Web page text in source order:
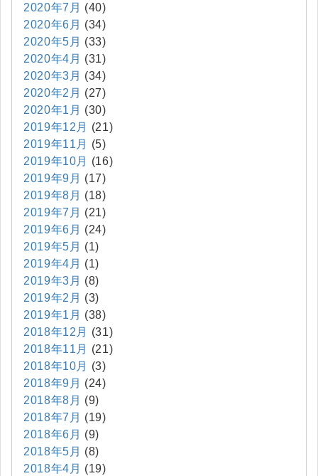
2020年7月 (40)
2020年6月 (34)
2020年5月 (33)
2020年4月 (31)
2020年3月 (34)
2020年2月 (27)
2020年1月 (30)
2019年12月
(21)
2019年11月
(5)
2019年10月
(16)
2019年9月 (17)
2019年8月 (18)
2019年7月 (21)
2019年6月 (24)
2019年5月 (1)
2019年4月 (1)
2019年3月 (8)
2019年2月 (3)
2019年1月 (38)
2018年12月
(31)
2018年11月
(21)
2018年10月
(3)
2018年9月 (24)
2018年8月 (9)
2018年7月 (19)
2018年6月 (9)
2018年5月 (8)
2018年4月 (19)